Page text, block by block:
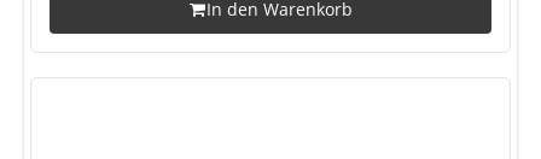
In den Warenkorb